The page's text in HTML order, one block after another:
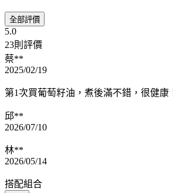
全部評價
5.0
23則評價
蔡**
2025/02/19
第1次買葡萄籽油，煮後滿不錯，很健康
邱**
2026/07/10
林**
2026/05/14
搭配組合